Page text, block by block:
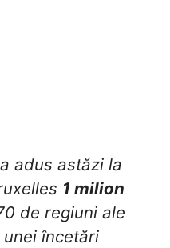
adus astăzi la
1 milion
de regiuni ale
încetări